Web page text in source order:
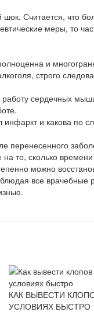
Считается, что
меры, то
и
строго
работу сердечных
и какова по
перенесенного
то, сколько
можно
все врачебные
КАК ВЫВЕСТИ
УСЛОВИЯХ БЫСТРО